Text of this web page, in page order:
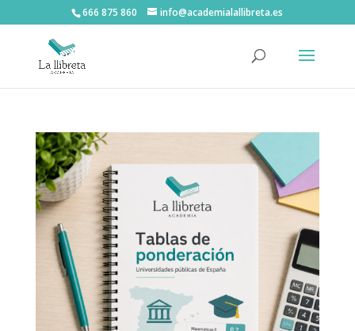
666 875 860 info@academialallibreta.es